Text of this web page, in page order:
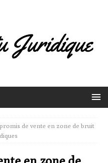
de vente en zone de bruit